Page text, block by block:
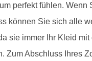
perfekt fühlen. Wenn
können Sie sich alle
sie immer Ihr Kleid mit
Zum Abschluss Ihres